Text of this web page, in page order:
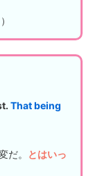
That being
だ。
とはいっ